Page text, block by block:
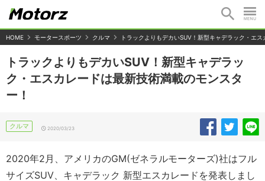
HOME モータースポーツ クルマ トラックよりもデカいSUV！新型キャデラック・エ
トラックよりもデカいSUV！新型キャデラッ
ク・エスカレードは最新技術満載のモンスタ
ー！
クルマ 2020/03/23
2020年2月、アメリカのGM(ゼネラルモーターズ)社はフル
サイズSUV、キャデラック 新型エスカレードを発表しまし